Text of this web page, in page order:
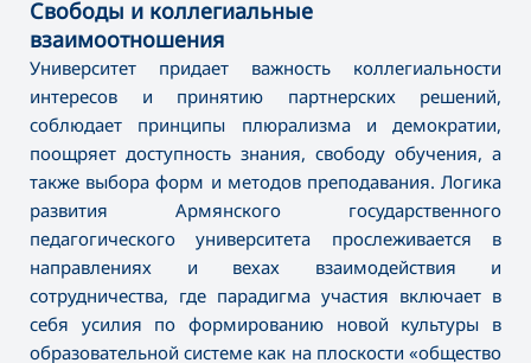
Свободы и коллегиальные
взаимоотношения
Университет придает важность коллегиальности
интересов и принятию партнерских решений,
соблюдает принципы плюрализма и демократии,
поощряет доступность знания, свободу обучения, а
также выбора форм и методов преподавания. Логика
развития Армянского государственного
педагогического университета прослеживается в
направлениях и вехах взаимодействия и
сотрудничества, где парадигма участия включает в
себя усилия по формированию новой культуры в
образовательной системе как на плоскости «общество